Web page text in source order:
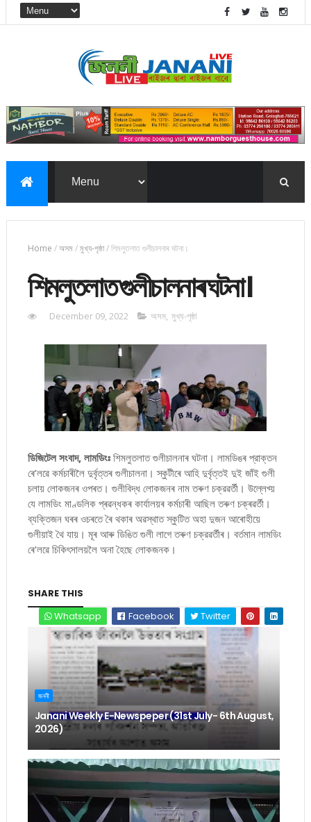
Home /অসম/মুখ্য-পৃষ্ঠা/শিমলুতলাত গুলীচালনাৰ ঘটনা।
শিমলুতলাত গুলীচালনাৰ ঘটনা।
December 09, 2022 অসম, মুখ্য-পৃষ্ঠা
ডিজিটেল সংবাদ, লামডিংঃশিমলুতলাত গুলীচালনাৰ ঘটনা। লামডিঙৰ প্রাক্তন
ৰে’লৱে কৰ্মচাৰীলৈ দুৰ্বৃত্তৰ গুলীচালনা। স্কুটীৰে আহি দুৰ্বৃত্তই দুই জাঁই গুলী
চলায় লোকজনৰ ওপৰত। গুলীবিদ্ধ লোকজনৰ নাম তৰুণ চক্রৱৰ্তী। উল্লেখ্য়
যে লামডিং মাণ্ডলিক প্ৰৱন্ধকৰ কাৰ্যালয়ৰ কৰ্মচাৰী আছিল তৰুণ চক্ৰৱৰ্তী।
ব্যক্তিজন ঘৰৰ ওচৰতে ৰৈ থকাৰ অৱস্থাত স্কুটিত অহা দুজন আৰোহীয়ে
গুলীয়াই থৈ যায়। মূৰ আৰু ডিঙিত গুলী লাগে তৰুণ চক্রৱৰ্তীৰ। বৰ্তমান লামডিং
ৰে'লৱে চিকিৎসালয়লৈ অনা হৈছে লোকজনক।
SHARE THIS
Whatsapp
Facebook Twitter
জননী
Janani Weekly E-Newspeper (31st July- 6th August,
2026)